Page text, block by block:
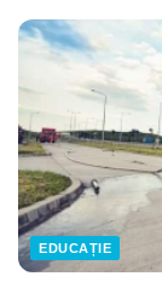
EDUCAȚIE